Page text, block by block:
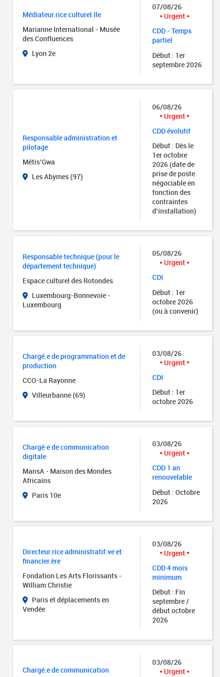
Médiateur.rice culturel.lle
Marianne International - Musée
des Confluences
Lyon 2e
07/08/26
Urgent
CDD - Temps
partiel
Début : 1er
septembre 2026
Responsable administration et
pilotage
Métis’Gwa
Les Abymes (97)
06/08/26
Urgent
CDD évolutif
Début : Dès le
1er octobre
2026 (date de
prise de poste
négociable en
fonction des
contraintes
d’installation)
Responsable technique (pour le
département technique)
Espace culturel des Rotondes
Luxembourg-Bonnevoie -
Luxembourg
05/08/26
Urgent
CDI
Début : 1er
octobre 2026
(ou à convenir)
Chargé.e de programmation et de
production
CCO-La Rayonne
Villeurbanne (69)
03/08/26
Urgent
CDI
Début : 1er
octobre 2026
Chargé·e de communication
digitale
MansA - Maison des Mondes
Africains
Paris 10e
03/08/26
Urgent
CDD 1 an
renouvelable
Début : Octobre
2026
Directeur.rice administratif.ve et
financier.ère
Fondation Les Arts Florissants -
William Christie
Paris et déplacements en
Vendée
03/08/26
Urgent
CDD 4 mois
minimum
Début : Fin
septembre /
début octobre
2026
Chargé.e de communication
03/08/26
Urgent